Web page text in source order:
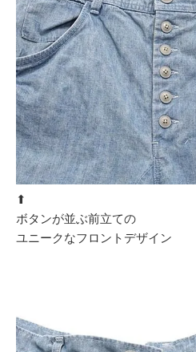
⬆︎
ボタンが並ぶ前立ての
ユニークなフロントデザイン